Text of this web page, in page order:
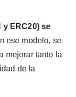
ERC20) se
ese modelo, se
mejorar tanto la
de la